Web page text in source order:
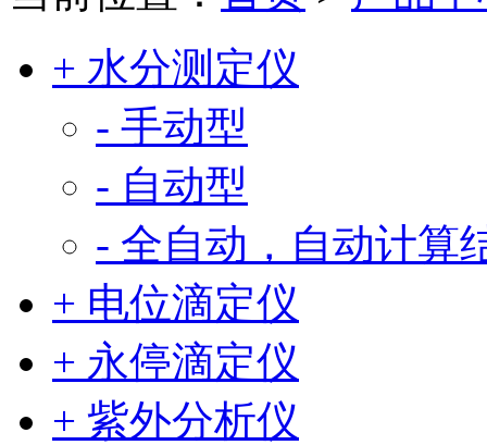
+ 水分测定仪
- 手动型
- 自动型
- 全自动，自动计算
+ 电位滴定仪
+ 永停滴定仪
+ 紫外分析仪